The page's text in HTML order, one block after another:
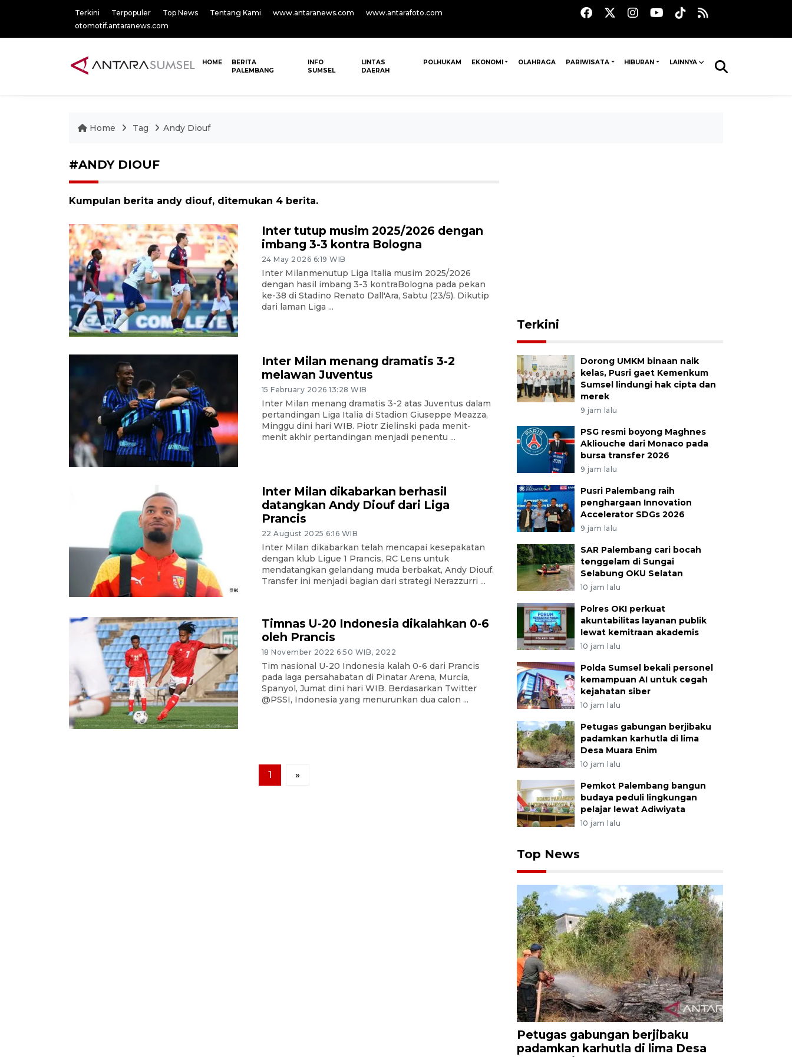
Terkini Terpopuler Top News Tentang Kami www.antaranews.com
www.antarafoto.com
otomotif.antaranews.com
HOME
BERITA
PALEMBANG
INFO
SUMSEL
LINTAS
DAERAH
POLHUKAM EKONOMI OLAHRAGA PARIWISATA HIBURAN LAINNYA
Home Tag Andy Diouf
#ANDY DIOUF
Kumpulan berita andy diouf, ditemukan 4 berita.
Inter tutup musim 2025/2026 dengan
imbang 3-3 kontra Bologna
24 May 2026 6:19 WIB
Inter Milanmenutup Liga Italia musim 2025/2026
dengan hasil imbang 3-3 kontraBologna pada pekan
ke-38 di Stadino Renato Dall'Ara, Sabtu (23/5). Dikutip
dari laman Liga ...
Inter Milan menang dramatis 3-2
melawan Juventus
15 February 2026 13:28 WIB
Inter Milan menang dramatis 3-2 atas Juventus dalam
pertandingan Liga Italia di Stadion Giuseppe Meazza,
Minggu dini hari WIB. Piotr Zielinski pada menit-
menit akhir pertandingan menjadi penentu ...
Inter Milan dikabarkan berhasil
datangkan Andy Diouf dari Liga
Prancis
22 August 2025 6:16 WIB
Inter Milan dikabarkan telah mencapai kesepakatan
dengan klub Ligue 1 Prancis, RC Lens untuk
mendatangkan gelandang muda berbakat, Andy Diouf.
Transfer ini menjadi bagian dari strategi Nerazzurri ...
Timnas U-20 Indonesia dikalahkan 0-6
oleh Prancis
18 November 2022 6:50 WIB, 2022
Tim nasional U-20 Indonesia kalah 0-6 dari Prancis
pada laga persahabatan di Pinatar Arena, Murcia,
Spanyol, Jumat dini hari WIB. Berdasarkan Twitter
@PSSI, Indonesia yang menurunkan dua calon ...
1 »
Terkini
Dorong UMKM binaan naik
kelas, Pusri gaet Kemenkum
Sumsel lindungi hak cipta dan
merek
9 jam lalu
PSG resmi boyong Maghnes
Akliouche dari Monaco pada
bursa transfer 2026
9 jam lalu
Pusri Palembang raih
penghargaan Innovation
Accelerator SDGs 2026
9 jam lalu
SAR Palembang cari bocah
tenggelam di Sungai
Selabung OKU Selatan
10 jam lalu
Polres OKI perkuat
akuntabilitas layanan publik
lewat kemitraan akademis
10 jam lalu
Polda Sumsel bekali personel
kemampuan AI untuk cegah
kejahatan siber
10 jam lalu
Petugas gabungan berjibaku
padamkan karhutla di lima
Desa Muara Enim
10 jam lalu
Pemkot Palembang bangun
budaya peduli lingkungan
pelajar lewat Adiwiyata
10 jam lalu
Top News
Petugas gabungan berjibaku
padamkan karhutla di lima Desa